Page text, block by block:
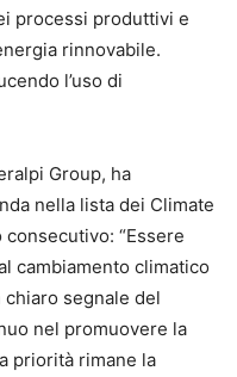
processi produttivi e
rinnovabile.
l’uso di
Group, ha
nella lista dei Climate
“Essere
cambiamento climatico
segnale del
nel promuovere la
priorità rimane la